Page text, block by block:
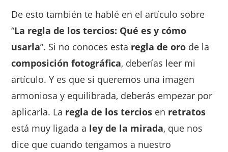
De esto también te hablé en el artículo sobre
“La regla de los tercios: Qué es y cómo
usarla”. Si no conoces esta regla de oro de la
composición fotográfica, deberías leer mi
artículo. Y es que si queremos una imagen
armoniosa y equilibrada, deberás empezar por
aplicarla. La regla de los tercios en retratos
está muy ligada a ley de la mirada, que nos
dice que cuando tengamos a nuestro